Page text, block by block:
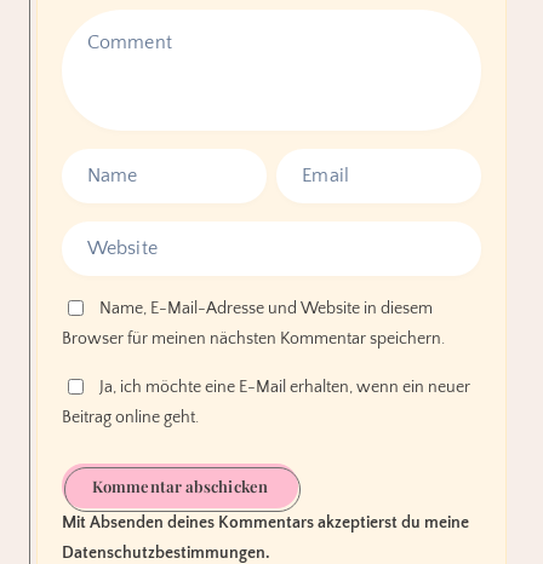
Name, E-Mail-Adresse und Website in diesem
Browser für meinen nächsten Kommentar speichern.
Ja, ich möchte eine E-Mail erhalten, wenn ein neuer
Beitrag online geht.
Kommentar abschicken
Mit Absenden deines Kommentars akzeptierst du meine
Datenschutzbestimmungen.